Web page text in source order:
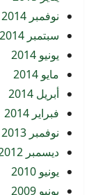
نوفمبر 2014
سبتمبر 2014
يونيو 2014
مايو 2014
أبريل 2014
فبراير 2014
نوفمبر 2013
ديسمبر 2012
يونيو 2010
يونيو 2009